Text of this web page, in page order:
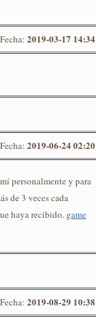
Fecha: 2019-03-17 14:34
Fecha: 2019-06-24 02:20
personalmente y para
de 3 veces cada
haya recibido. game
Fecha: 2019-08-29 10:38